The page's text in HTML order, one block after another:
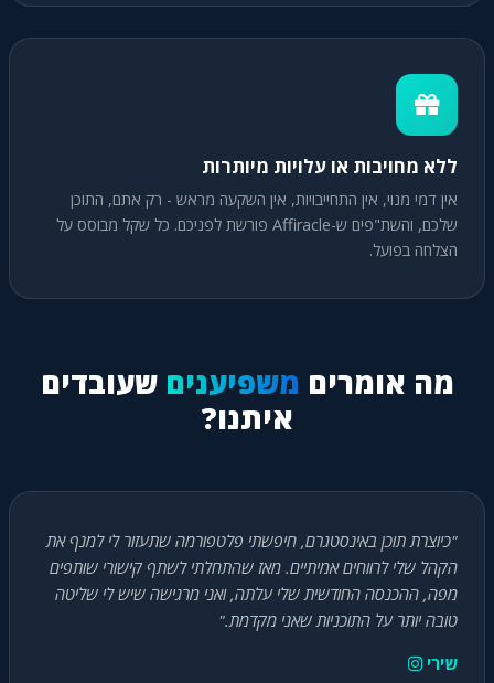
ללא מחויבות או עלויות מיותרות
אין דמי מנוי, אין התחייבויות, אין השקעה מראש - רק אתם, התוכן
שלכם, והשת"פים ש-Affiracle פורשת לפניכם. כל שקל מבוסס על
הצלחה בפועל.
מה אומרים משפיענים שעובדים
איתנו?
"כיוצרת תוכן באינסטגרם, חיפשתי פלטפורמה שתעזור לי למנף את
הקהל שלי לרווחים אמיתיים. מאז שהתחלתי לשתף קישורי שותפים
מפה, ההכנסה החודשית שלי עלתה, ואני מרגישה שיש לי שליטה
טובה יותר על התוכניות שאני מקדמת."
שירי